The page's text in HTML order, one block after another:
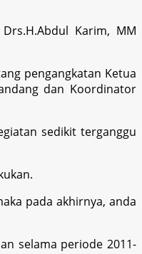
Karim, MM
pengangkatan Ketua
dan Koordinator
sedikit terganggu
pada akhirnya, anda
selama periode 2011-